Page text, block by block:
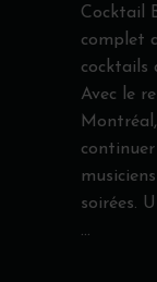
Cocktail
complet
cocktails
Avec le
soirées.